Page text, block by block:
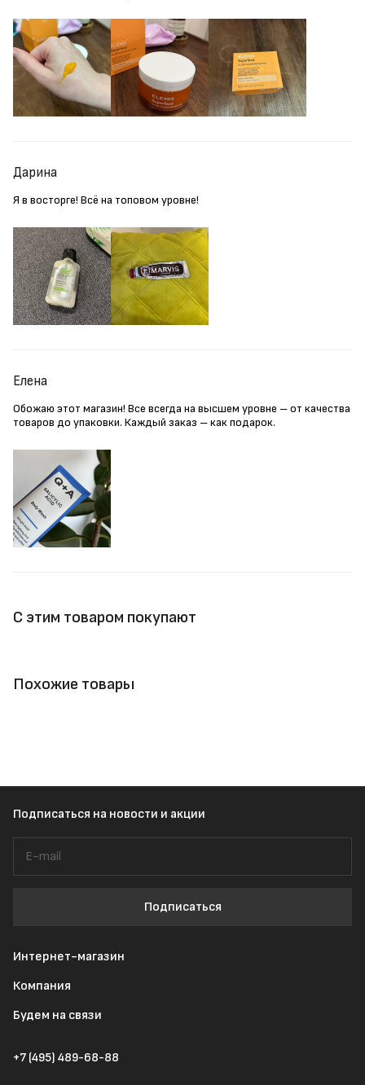
Дарина
Я в восторге! Всё на топовом уровне!
Елена
Обожаю этот магазин! Все всегда на высшем уровне – от качества
товаров до упаковки. Каждый заказ – как подарок.
С этим товаром покупают
Похожие товары
Подписаться на новости и акции
Подписаться
Интернет-магазин
Компания
Будем на связи
+7 (495) 489-68-88